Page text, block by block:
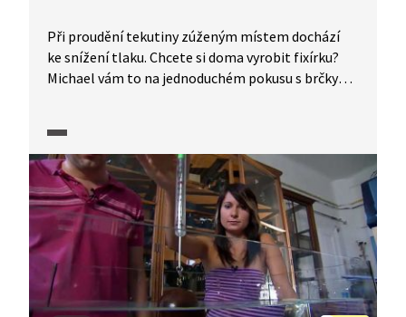
Při proudění tekutiny zúženým místem dochází
ke snížení tlaku. Chcete si doma vyrobit fixírku?
Michael vám to na jednoduchém pokusu s brčky
Venturiho jevem.